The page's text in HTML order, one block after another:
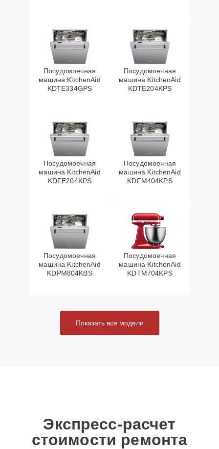
Посудомоечная
машина KitchenAid
KDTE334GPS
Посудомоечная
машина KitchenAid
KDTE204KPS
Посудомоечная
машина KitchenAid
KDFE204KPS
Посудомоечная
машина KitchenAid
KDFM404KPS
Посудомоечная
машина KitchenAid
KDPM804KBS
Посудомоечная
машина KitchenAid
KDTM704KPS
Показать все модели
Экспресс-расчет
стоимости ремонта